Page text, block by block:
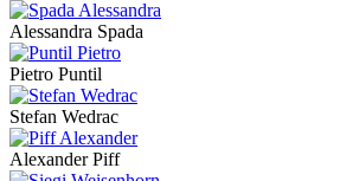
Alessandra Spada
Pietro Puntil
Stefan Wedrac
Alexander Piff